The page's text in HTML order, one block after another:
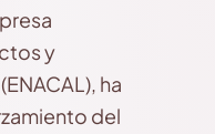
y
ha
del